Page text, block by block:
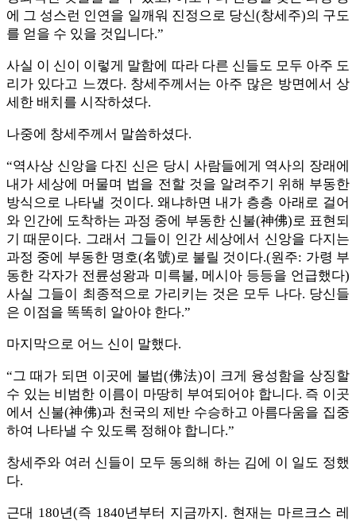
에 그 성스런 인연을 일깨워 진정으로 당신(창세주)의 구도
를 얻을 수 있을 것입니다.”
사실 이 신이 이렇게 말함에 따라 다른 신들도 모두 아주 도
리가 있다고 느꼈다. 창세주께서는 아주 많은 방면에서 상
세한 배치를 시작하셨다.
나중에 창세주께서 말씀하셨다.
“역사상 신앙을 다진 신은 당시 사람들에게 역사의 장래에
내가 세상에 머물며 법을 전할 것을 알려주기 위해 부동한
방식으로 나타낼 것이다. 왜냐하면 내가 층층 아래로 걸어
와 인간에 도착하는 과정 중에 부동한 신불(神佛)로 표현되
기 때문이다. 그래서 그들이 인간 세상에서 신앙을 다지는
과정 중에 부동한 명호(名號)로 불릴 것이다.(원주: 가령 부
동한 각자가 전륜성왕과 미륵불, 메시아 등등을 언급했다)
사실 그들이 최종적으로 가리키는 것은 모두 나다. 당신들
은 이점을 똑똑히 알아야 한다.”
마지막으로 어느 신이 말했다.
“그 때가 되면 이곳에 불법(佛法)이 크게 융성함을 상징할
수 있는 비범한 이름이 마땅히 부여되어야 합니다. 즉 이곳
에서 신불(神佛)과 천국의 제반 수승하고 아름다움을 집중
하여 나타낼 수 있도록 정해야 합니다.”
창세주와 여러 신들이 모두 동의해 하는 김에 이 일도 정했
다.
근대 180년(즉 1840년부터 지금까지. 현재는 마르크스 레